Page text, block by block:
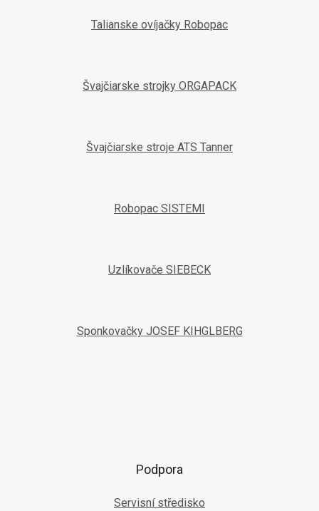
Talianske ovíjačky Robopac
Švajčiarske strojky ORGAPACK
Švajčiarske stroje ATS Tanner
Robopac SISTEMI
Uzlíkovače SIEBECK
Sponkovačky JOSEF KIHGLBERG
Podpora
Servisní středisko